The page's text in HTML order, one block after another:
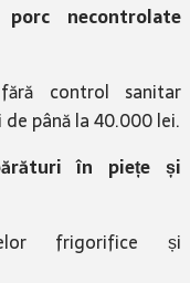
necontrolate
control sanitar
până la 40.000 lei.
în piețe și
frigorifice și